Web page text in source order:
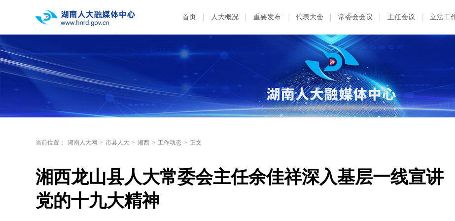
首页 人大概况 重要发布 代表大会 常委会会议 主任会议 立法工
当前位置： 湖南人大网 > 市县人大 > 湘西 > 工作动态 > 正文
湘西龙山县人大常委会主任余佳祥深入基层一线宣讲
党的十九大精神